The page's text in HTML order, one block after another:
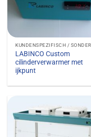
LABINCO Custom
cilinderverwarmer met
ijkpunt